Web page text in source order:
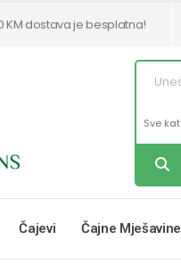
KM dostava je besplatna!
Čajevi Čajne Mješavine